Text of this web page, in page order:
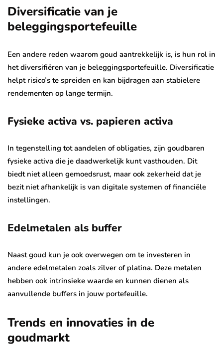
Diversificatie van je
beleggingsportefeuille
Een andere reden waarom goud aantrekkelijk is, is hun rol in
het diversifiëren van je beleggingsportefeuille. Diversificatie
helpt risico’s te spreiden en kan bijdragen aan stabielere
rendementen op lange termijn.
Fysieke activa vs. papieren activa
In tegenstelling tot aandelen of obligaties, zijn goudbaren
fysieke activa die je daadwerkelijk kunt vasthouden. Dit
biedt niet alleen gemoedsrust, maar ook zekerheid dat je
bezit niet afhankelijk is van digitale systemen of financiële
instellingen.
Edelmetalen als buffer
Naast goud kun je ook overwegen om te investeren in
andere edelmetalen zoals zilver of platina. Deze metalen
hebben ook intrinsieke waarde en kunnen dienen als
aanvullende buffers in jouw portefeuille.
Trends en innovaties in de
goudmarkt